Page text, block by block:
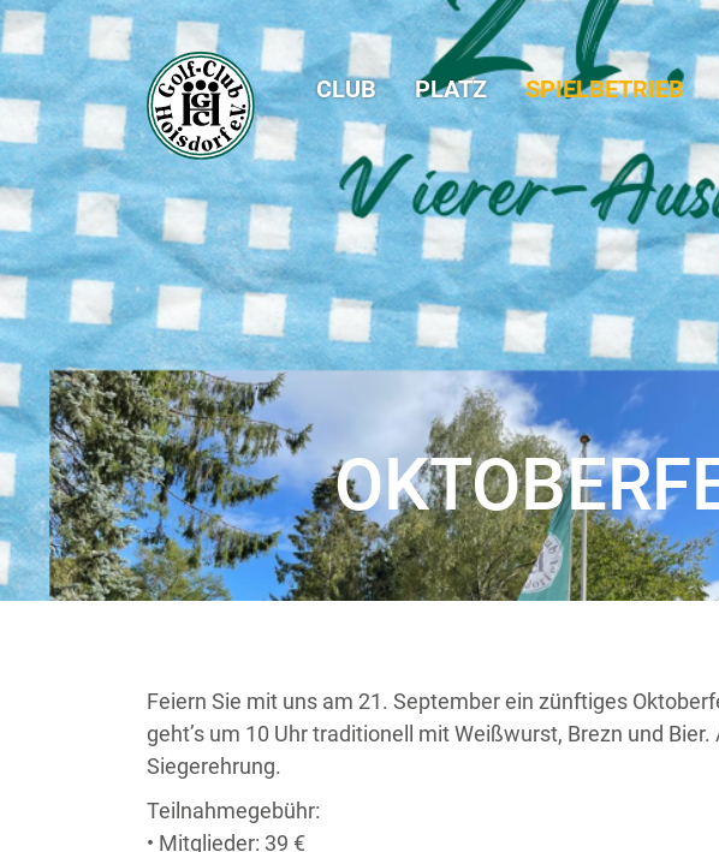
CLUB PLATZ SPIELBETRIEB
Feiern Sie mit uns am 21. September ein zünftiges
geht’s um 10 Uhr traditionell mit Weißwurst, Brezn und
Siegerehrung.
Teilnahmegebühr:
• Mitglieder: 39 €